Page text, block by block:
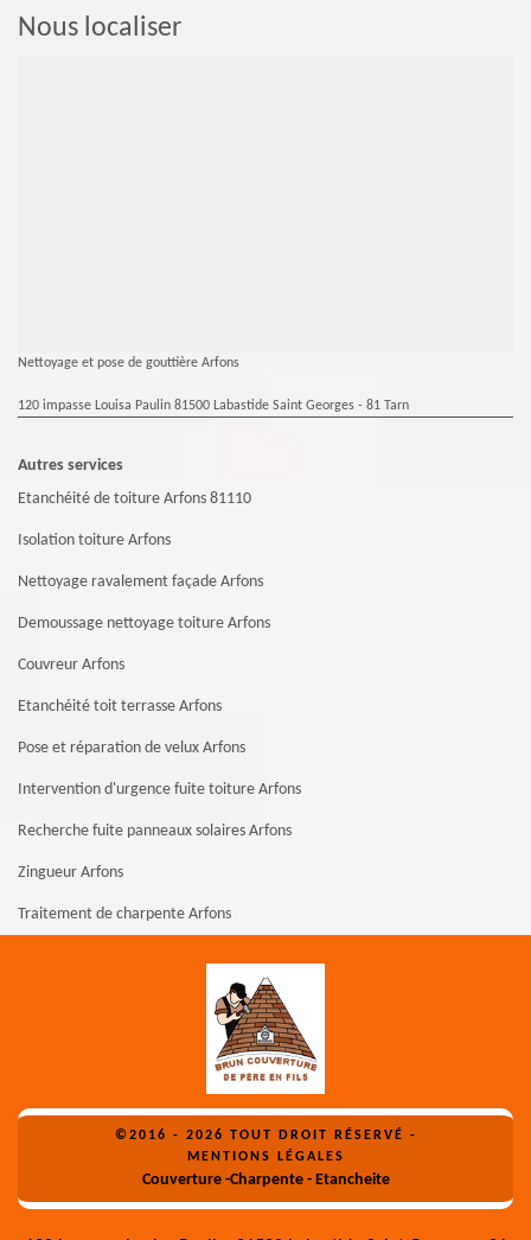
Nous localiser
Nettoyage et pose de gouttière Arfons
120 impasse Louisa Paulin 81500 Labastide Saint Georges - 81 Tarn
Autres services
Etanchéité de toiture Arfons 81110
Isolation toiture Arfons
Nettoyage ravalement façade Arfons
Demoussage nettoyage toiture Arfons
Couvreur Arfons
Etanchéité toit terrasse Arfons
Pose et réparation de velux Arfons
Intervention d'urgence fuite toiture Arfons
Recherche fuite panneaux solaires Arfons
Zingueur Arfons
Traitement de charpente Arfons
©2016 - 2026 TOUT DROIT RÉSERVÉ -
MENTIONS LÉGALES
Couverture -Charpente - Etancheite